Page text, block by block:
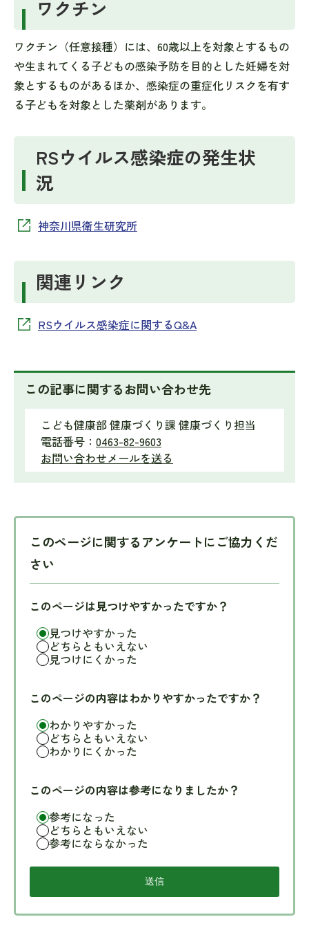
ワクチン
ワクチン（任意接種）には、60歳以上を対象とするもの
や生まれてくる子どもの感染予防を目的とした妊婦を対
象とするものがあるほか、感染症の重症化リスクを有す
る子どもを対象とした薬剤があります。
RSウイルス感染症の発生状
況
神奈川県衛生研究所
関連リンク
RSウイルス感染症に関するQ&A
この記事に関するお問い合わせ先
こども健康部 健康づくり課 健康づくり担当
電話番号： 0463-82-9603
お問い合わせメールを送る
このページに関するアンケートにご協力くだ
さい
このページは見つけやすかったですか？
見つけやすかった
どちらともいえない
見つけにくかった
このページの内容はわかりやすかったですか？
わかりやすかった
どちらともいえない
わかりにくかった
このページの内容は参考になりましたか？
参考になった
どちらともいえない
参考にならなかった